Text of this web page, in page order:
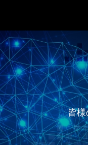
一般社団法
皆様の